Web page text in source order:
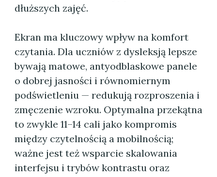
dłuższych zajęć.
Ekran ma kluczowy wpływ na komfort
czytania. Dla uczniów z dysleksją lepsze
bywają matowe, antyodblaskowe panele
o dobrej jasności i równomiernym
podświetleniu — redukują rozproszenia i
zmęczenie wzroku. Optymalna przekątna
to zwykle 11–14 cali jako kompromis
między czytelnością a mobilnością;
ważne jest też wsparcie skalowania
interfejsu i trybów kontrastu oraz